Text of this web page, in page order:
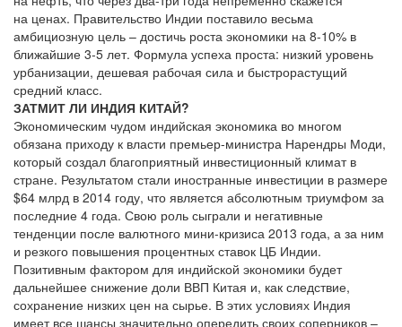
на ценах. Правительство Индии поставило весьма
амбициозную цель – достичь роста экономики на 8-10% в
ближайшие 3-5 лет. Формула успеха проста: низкий уровень
урбанизации, дешевая рабочая сила и быстрорастущий
средний класс.
ЗАТМИТ ЛИ ИНДИЯ КИТАЙ?
Экономическим чудом индийская экономика во многом
обязана приходу к власти премьер-министра Нарендры Моди,
который создал благоприятный инвестиционный климат в
стране. Результатом стали иностранные инвестиции в размере
$64 млрд в 2014 году, что является абсолютным триумфом за
последние 4 года. Свою роль сыграли и негативные
тенденции после валютного мини-кризиса 2013 года, а за ним
и резкого повышения процентных ставок ЦБ Индии.
Позитивным фактором для индийской экономики будет
дальнейшее снижение доли ВВП Китая и, как следствие,
сохранение низких цен на сырье. В этих условиях Индия
имеет все шансы значительно опередить своих соперников –